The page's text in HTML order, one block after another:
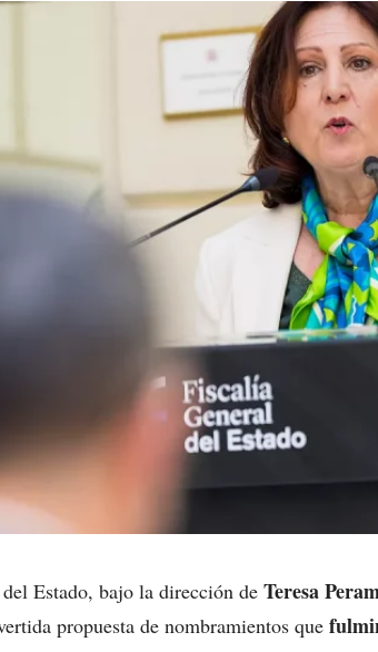
Estado, bajo la dirección de Teresa
propuesta de nombramientos que